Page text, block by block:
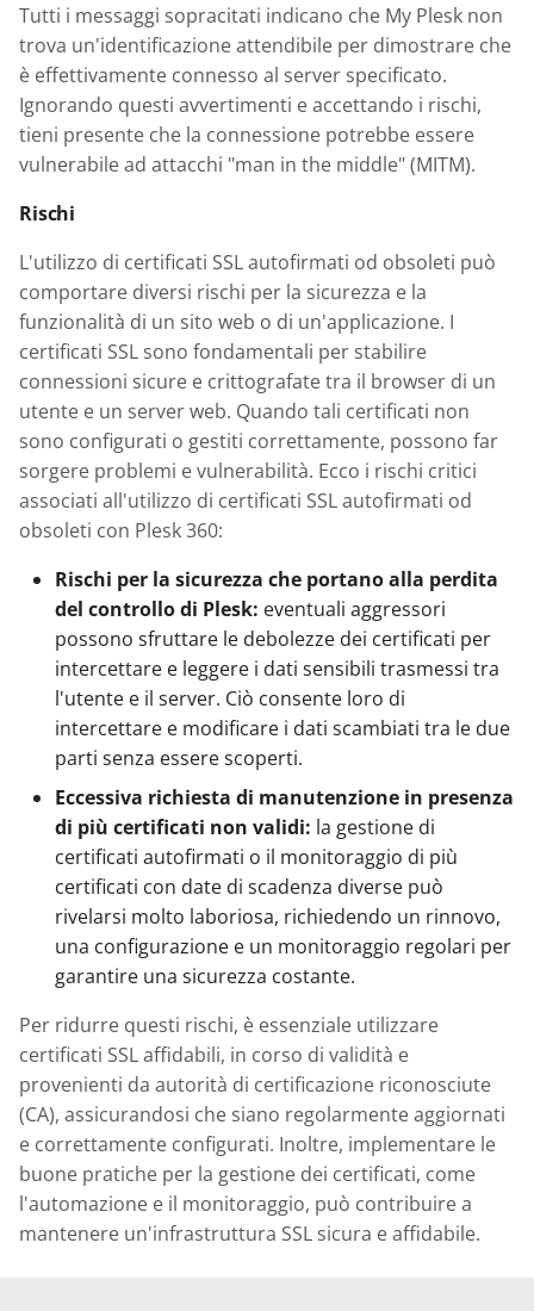
Tutti i messaggi sopracitati indicano che My Plesk non
trova un'identificazione attendibile per dimostrare che
è effettivamente connesso al server specificato.
Ignorando questi avvertimenti e accettando i rischi,
tieni presente che la connessione potrebbe essere
vulnerabile ad attacchi "man in the middle" (MITM).
Rischi
L'utilizzo di certificati SSL autofirmati od obsoleti può
comportare diversi rischi per la sicurezza e la
funzionalità di un sito web o di un'applicazione. I
certificati SSL sono fondamentali per stabilire
connessioni sicure e crittografate tra il browser di un
utente e un server web. Quando tali certificati non
sono configurati o gestiti correttamente, possono far
sorgere problemi e vulnerabilità. Ecco i rischi critici
associati all'utilizzo di certificati SSL autofirmati od
obsoleti con Plesk 360:
Rischi per la sicurezza che portano alla perdita
del controllo di Plesk: eventuali aggressori
possono sfruttare le debolezze dei certificati per
intercettare e leggere i dati sensibili trasmessi tra
l'utente e il server. Ciò consente loro di
intercettare e modificare i dati scambiati tra le due
parti senza essere scoperti.
Eccessiva richiesta di manutenzione in presenza
di più certificati non validi: la gestione di
certificati autofirmati o il monitoraggio di più
certificati con date di scadenza diverse può
rivelarsi molto laboriosa, richiedendo un rinnovo,
una configurazione e un monitoraggio regolari per
garantire una sicurezza costante.
Per ridurre questi rischi, è essenziale utilizzare
certificati SSL affidabili, in corso di validità e
provenienti da autorità di certificazione riconosciute
(CA), assicurandosi che siano regolarmente aggiornati
e correttamente configurati. Inoltre, implementare le
buone pratiche per la gestione dei certificati, come
l'automazione e il monitoraggio, può contribuire a
mantenere un'infrastruttura SSL sicura e affidabile.